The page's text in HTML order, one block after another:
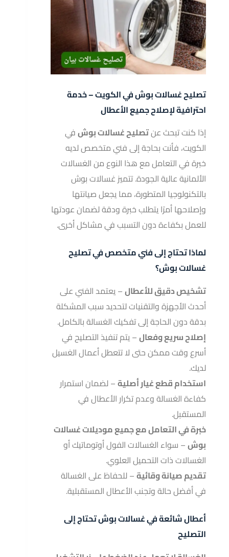
تصليح غسالات بوش في الكويت – خدمة
احترافية لإصلاح جميع الأعطال
إذا كنت تبحث عنتصليح غسالات بوشفي
الكويت، فأنت بحاجة إلى فني متخصص لديه
خبرة في التعامل مع هذا النوع من الغسالات
الألمانية عالية الجودة. تتميز غسالات بوش
بالتكنولوجيا المتطورة، مما يجعل صيانتها
وإصلاحها أمرًا يتطلب خبرة ودقة لضمان عودتها
للعمل بكفاءة دون التسبب في مشاكل أخرى.
لماذا تحتاج إلى فني متخصص في تصليح
غسالات بوش؟
تشخيص دقيق للأعطال– يعتمد الفني على
أحدث الأجهزة والتقنيات لتحديد سبب المشكلة
بدقة دون الحاجة إلى تفكيك الغسالة بالكامل.
إصلاح سريع وفعال– يتم تنفيذ التصليح في
أسرع وقت ممكن حتى لا تتعطل أعمال الغسيل
لديك.
استخدام قطع غيار أصلية– لضمان استمرار
كفاءة الغسالة وعدم تكرار الأعطال في
المستقبل.
خبرة في التعامل مع جميع موديلات غسالات
بوش– سواء الغسالات الفول أوتوماتيك أو
الغسالات ذات التحميل العلوي.
تقديم صيانة وقائية– للحفاظ على الغسالة
في أفضل حالة وتجنب الأعطال المستقبلية.
أعطال شائعة في غسالات بوش تحتاج إلى
التصليح